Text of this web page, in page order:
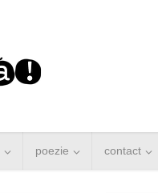
poezie contact